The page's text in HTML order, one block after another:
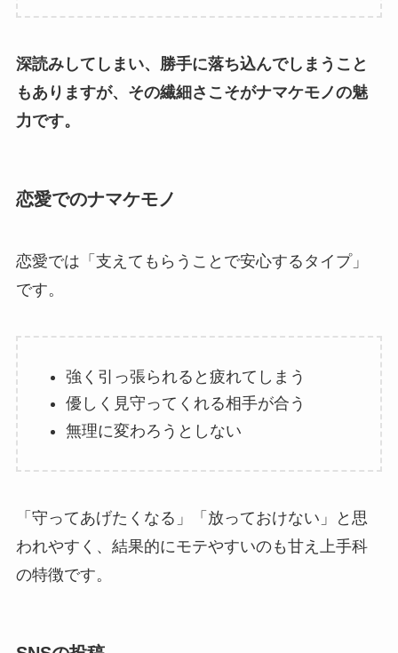
深読みしてしまい、勝手に落ち込んでしまうこと
もありますが、その繊細さこそがナマケモノの魅
力です。
恋愛でのナマケモノ
恋愛では「支えてもらうことで安心するタイプ」
です。
強く引っ張られると疲れてしまう
優しく見守ってくれる相手が合う
無理に変わろうとしない
「守ってあげたくなる」「放っておけない」と思
われやすく、結果的にモテやすいのも甘え上手科
の特徴です。